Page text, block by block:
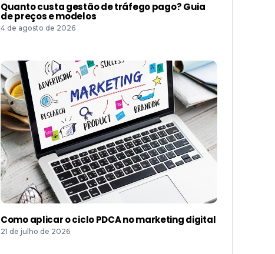
Quanto custa gestão de tráfego pago? Guia
de preços e modelos
4 de agosto de 2026
Como aplicar o ciclo PDCA no marketing digital
21 de julho de 2026